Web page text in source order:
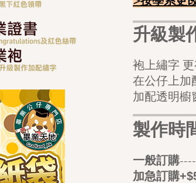
升級製
袍上繡
在公仔上
加配透
製作時
一般訂購
加急訂購